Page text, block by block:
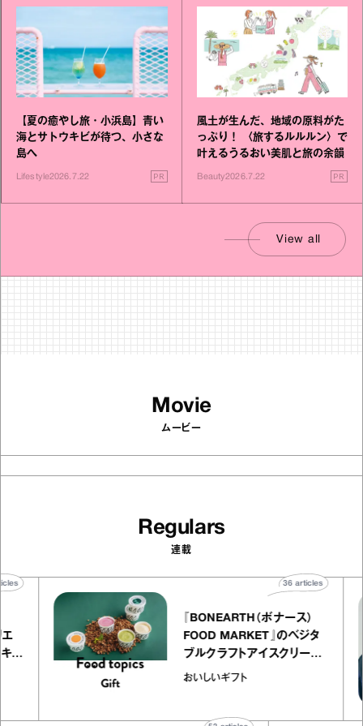
【夏の癒やし旅・小浜島】青い
海とサトウキビが待つ、小さな
島へ
Lifestyle2026.7.22 PR
風土が生んだ、地域の原料がた
っぷり！ 〈旅するルルルン〉で
叶えるうるおい美肌と旅の余韻
Beauty2026.7.22 PR
View all
Movie
ムービー
Regulars
連載
リエ
キャ
articles
『BONEARTH（ボナース）
FOOD MARKET』のベジタ
ブルクラフトアイスクリーム
｜真野知子の「おいしいギフ
おいしいギフト
36articles